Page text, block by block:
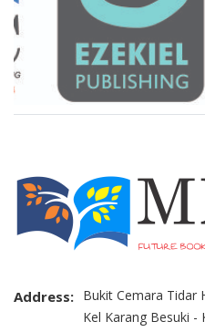
Address: Bukit Cemara Tidar
Kel Karang Besuki -